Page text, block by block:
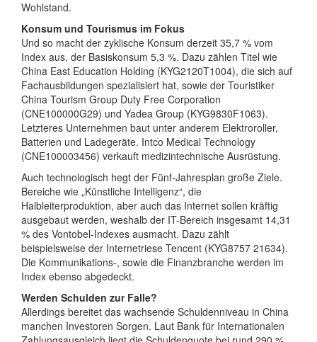
Wohlstand.
Konsum und Tourismus im Fokus
Und so macht der zyklische Konsum derzeit 35,7 % vom
Index aus, der Basiskonsum 5,3 %. Dazu zählen Titel wie
China East Education Holding (KYG2120T1004), die sich auf
Fachausbildungen spezialisiert hat, sowie der Touristiker
China Tourism Group Duty Free Corporation
(CNE100000G29) und Yadea Group (KYG9830F1063).
Letzteres Unternehmen baut unter anderem Elektroroller,
Batterien und Ladegeräte. Intco Medical Technology
(CNE100003456) verkauft medizintechnische Ausrüstung.
Auch technologisch hegt der Fünf-Jahresplan große Ziele.
Bereiche wie „Künstliche Intelligenz“, die
Halbleiterproduktion, aber auch das Internet sollen kräftig
ausgebaut werden, weshalb der IT-Bereich insgesamt 14,31
% des Vontobel-Indexes ausmacht. Dazu zählt
beispielsweise der Internetriese Tencent (KYG8757 21634).
Die Kommunikations-, sowie die Finanzbranche werden im
Index ebenso abgedeckt.
Werden Schulden zur Falle?
Allerdings bereitet das wachsende Schuldenniveau in China
manchen Investoren Sorgen. Laut Bank für Internationalen